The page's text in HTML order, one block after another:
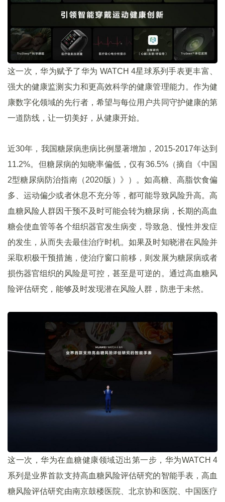
这一次，华为赋予了华为 WATCH 4星球系列手表更丰富、
强大的健康监测实力和更高效科学的健康管理能力。作为健
康数字化领域的先行者，希望与每位用户共同守护健康的第
一道防线，让一切美好，从健康开始。
近30年，我国糖尿病患病比例显著增加，2015-2017年达到
11.2%。但糖尿病的知晓率偏低，仅有36.5%（摘自《中国
2型糖尿病防治指南（2020版）》）。如高糖、高脂饮食偏
多、运动偏少或者休息不充分等，都可能导致风险升高。高
血糖风险人群因干预不及时可能会转为糖尿病，长期的高血
糖会使血管等各个组织器官发生病变，导致急、慢性并发症
的发生，从而失去最佳治疗时机。如果及时知晓潜在风险并
采取积极干预措施，使治疗窗口前移，则发展为糖尿病或者
损伤器官组织的风险是可控，甚至是可逆的。通过高血糖风
险评估研究，能够及时发现潜在风险人群，防患于未然。
这一次，华为在血糖健康领域迈出第一步，华为WATCH 4
系列是业界首款支持高血糖风险评估研究的智能手表，高血
糖风险评估研究由南京鼓楼医院、北京协和医院、中国医疗